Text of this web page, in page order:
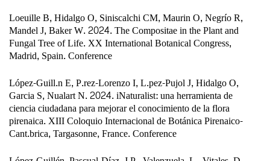
Loeuille B, Hidalgo O, Siniscalchi CM, Maurin O, Negrío R,
Mandel J, Baker W. 2024. The Compositae in the Plant and
Fungal Tree of Life. XX International Botanical Congress,
Madrid, Spain. Conference
López-Guill.n E, P.rez-Lorenzo I, L.pez-Pujol J, Hidalgo O,
Garcia S, Nualart N. 2024. iNaturalist: una herramienta de
ciencia ciudadana para mejorar el conocimiento de la flora
pirenaica. XIII Coloquio Internacional de Botánica Pirenaico-
Cant.brica, Targasonne, France. Conference